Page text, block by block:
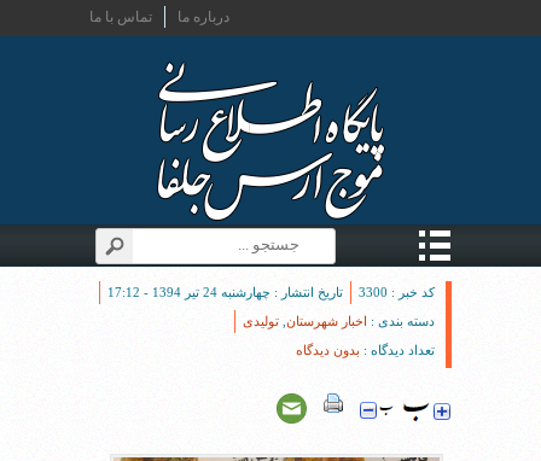
تماس با ما درباره ما
کد خبر : 3300
تاریخ انتشار : چهارشنبه 24 تیر 1394 - 17:12
دسته بندی : اخبار شهرستان تولیدی
تعداد دیدگاه : بدون دیدگاه